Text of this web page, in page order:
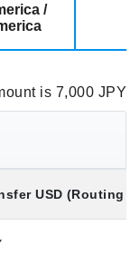
/
is 7,000 JPY
USD (Routing